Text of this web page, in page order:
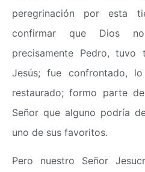
peregrinación por esta
confirmar que Dios
precisamente Pedro, tuvo
Jesús; fue confrontado,
restaurado; formo parte
Señor que alguno podría
uno de sus favoritos.
Pero nuestro Señor